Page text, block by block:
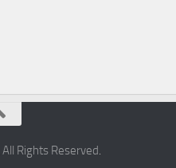
All Rights Reserved.